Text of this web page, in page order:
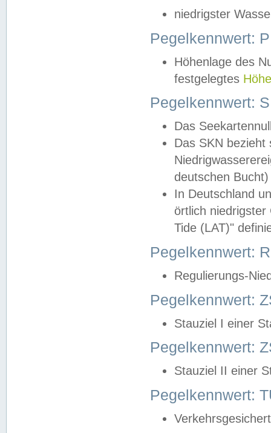
niedrigster
Pegelkennwert:
Höhenlage des
festgelegtes
Pegelkennwert:
Das
Das SKN
deutschen
In Deutschland
örtlich
Tide (LAT)"
Pegelkennwert:
Regulierungs-
Pegelkennwert:
Stauziel I einer
Pegelkennwert:
Stauziel II einer
Pegelkennwert: